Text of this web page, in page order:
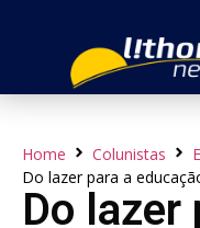
Home Colunistas
Do lazer para a
Do lazer